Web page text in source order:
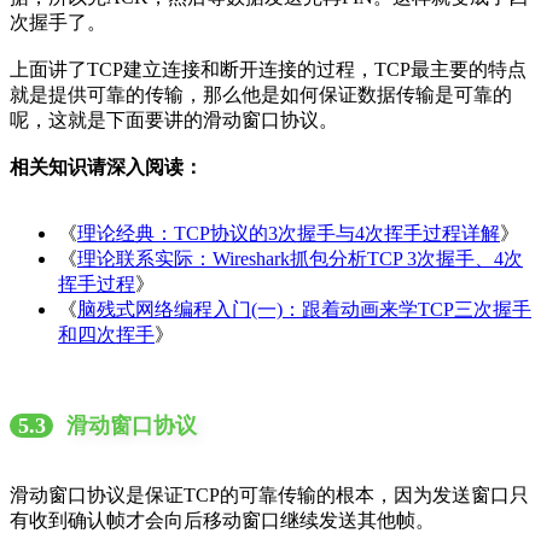
次握手了。
上面讲了TCP建立连接和断开连接的过程，TCP最主要的特点
就是提供可靠的传输，那么他是如何保证数据传输是可靠的
呢，这就是下面要讲的滑动窗口协议。
相关知识请深入阅读：
《理论经典：TCP协议的3次握手与4次挥手过程详解》
《理论联系实际：Wireshark抓包分析TCP 3次握手、4次
挥手过程》
《脑残式网络编程入门(一)：跟着动画来学TCP三次握手
和四次挥手》
5.3 滑动窗口协议
滑动窗口协议是保证TCP的可靠传输的根本，因为发送窗口只
有收到确认帧才会向后移动窗口继续发送其他帧。